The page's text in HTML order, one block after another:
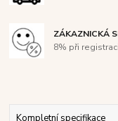
ZÁKAZNICKÁ
8% při registraci
Kompletní specifikace